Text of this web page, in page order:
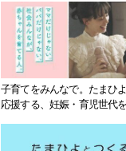
子育てをみんなで。たまひ
応援する、妊娠・育児世代